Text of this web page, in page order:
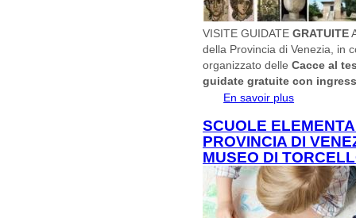
VISITE GUIDATEGRATUITE
della Provincia di Venezia, in
organizzato delleCacce al
guidate gratuite con
En savoir plus
SCUOLE
PROVINCIA DI
MUSEO DI